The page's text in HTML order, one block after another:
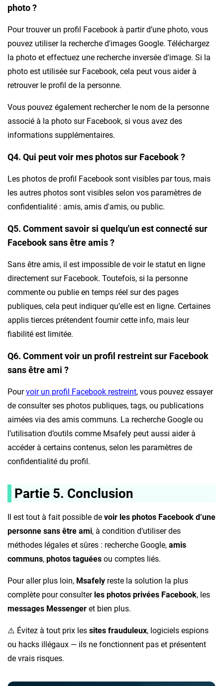
photo ?
Pour trouver un profil Facebook à partir d’une photo, vous
pouvez utiliser la recherche d'images Google. Téléchargez
la photo et effectuez une recherche inversée d'image. Si la
photo est utilisée sur Facebook, cela peut vous aider à
retrouver le profil de la personne.
Vous pouvez également rechercher le nom de la personne
associé à la photo sur Facebook, si vous avez des
informations supplémentaires.
Q4. Qui peut voir mes photos sur Facebook ?
Les photos de profil Facebook sont visibles par tous, mais
les autres photos sont visibles selon vos paramètres de
confidentialité : amis, amis d'amis, ou public.
Q5. Comment savoir si quelqu'un est connecté sur
Facebook sans être amis ?
Sans être amis, il est impossible de voir le statut en ligne
directement sur Facebook. Toutefois, si la personne
commente ou publie en temps réel sur des pages
publiques, cela peut indiquer qu’elle est en ligne. Certaines
applis tierces prétendent fournir cette info, mais leur
fiabilité est limitée.
Q6. Comment voir un profil restreint sur Facebook
sans être ami ?
Pourvoir un profil Facebook restreint, vous pouvez essayer
de consulter ses photos publiques, tags, ou publications
aimées via des amis communs. La recherche Google ou
l’utilisation d’outils comme Msafely peut aussi aider à
accéder à certains contenus, selon les paramètres de
confidentialité du profil.
Partie 5. Conclusion
Il est tout à fait possible de voir les photos Facebook d’une
personne sans être ami, à condition d’utiliser des
méthodes légales et sûres : recherche Google, amis
communs, photos taguées ou comptes liés.
Pour aller plus loin, Msafely reste la solution la plus
complète pour consulter les photos privées Facebook, les
messages Messenger et bien plus.
⚠️ Évitez à tout prix les sites frauduleux, logiciels espions
ou hacks illégaux — ils ne fonctionnent pas et présentent
de vrais risques.